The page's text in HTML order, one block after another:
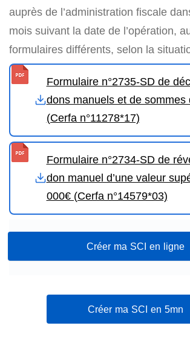
auprès de l’administration fiscale
mois suivant la date de l’opération,
formulaires différents, selon la
Formulaire n°2735-SD de
dons manuels et de sommes
(Cerfa n°11278*17)
Formulaire n°2734-SD de
don manuel d’une valeur
000€ (Cerfa n°14579*03)
Créer ma SCI en ligne
Créer ma SCI en 5mn